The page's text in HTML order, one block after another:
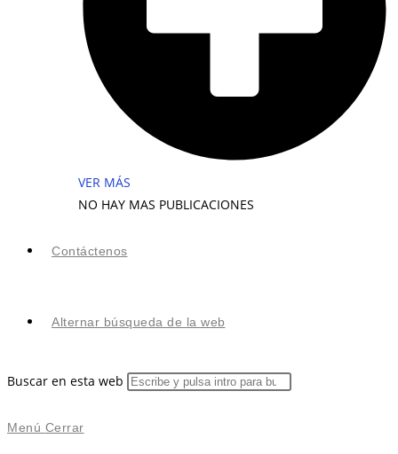
VER MÁS
NO HAY MAS PUBLICACIONES
Contáctenos
Alternar búsqueda de la web
Buscar en esta web
Menú Cerrar